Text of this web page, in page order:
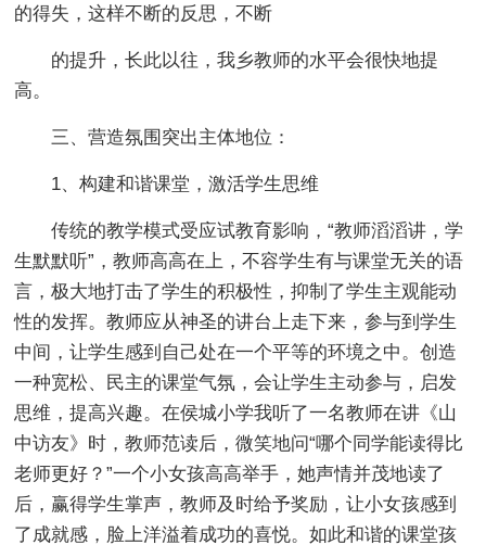
的得失，这样不断的反思，不断
的提升，长此以往，我乡教师的水平会很快地提
高。
三、营造氛围突出主体地位：
1、构建和谐课堂，激活学生思维
传统的教学模式受应试教育影响，“教师滔滔讲，学
生默默听”，教师高高在上，不容学生有与课堂无关的语
言，极大地打击了学生的积极性，抑制了学生主观能动
性的发挥。教师应从神圣的讲台上走下来，参与到学生
中间，让学生感到自己处在一个平等的环境之中。创造
一种宽松、民主的课堂气氛，会让学生主动参与，启发
思维，提高兴趣。在侯城小学我听了一名教师在讲《山
中访友》时，教师范读后，微笑地问“哪个同学能读得比
老师更好？”一个小女孩高高举手，她声情并茂地读了
后，赢得学生掌声，教师及时给予奖励，让小女孩感到
了成就感，脸上洋溢着成功的喜悦。如此和谐的课堂孩